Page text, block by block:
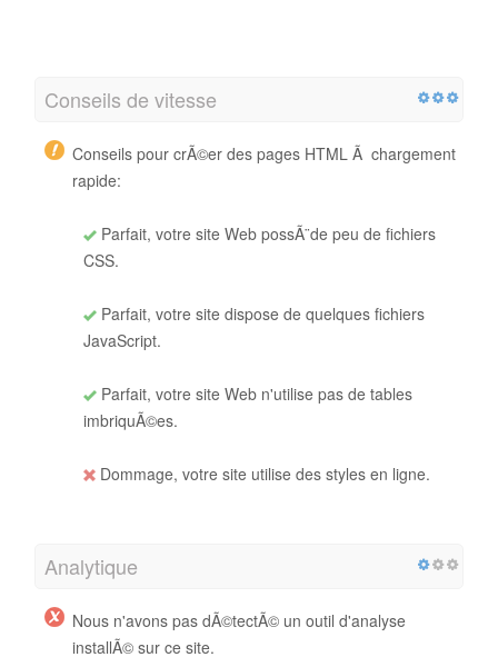
Conseils de vitesse
Conseils pour crÃ©er des pages HTML Ã chargement
rapide:
Parfait, votre site Web possÃ¨de peu de fichiers
CSS.
Parfait, votre site dispose de quelques fichiers
JavaScript.
Parfait, votre site Web n'utilise pas de tables
imbriquÃ©es.
Dommage, votre site utilise des styles en ligne.
Analytique
Nous n'avons pas dÃ©tectÃ© un outil d'analyse
installÃ© sur ce site.